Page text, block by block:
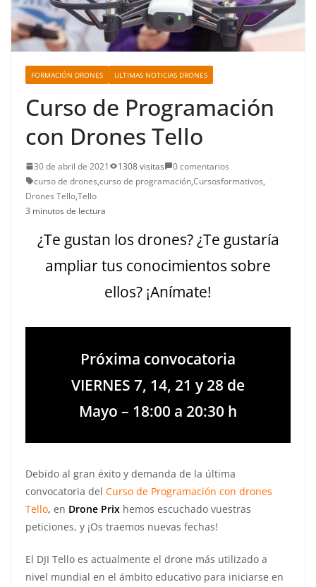
FORMACIÓN DRONES ULTIMAS NOTICIAS DRONES
Curso de Programación
con Drones Tello
30 de abril de 2021 1308 visitas
0 comentarios
curso de drones,curso de programación,Cursosformativos,
Drones Tello,Tello
3 minutos de lectura
¿Te gustan los drones? ¿Te gustaría
ampliar tus conocimientos sobre
ellos? ¡Anímate!
Próxima convocatoria
VIERNES 7, 14, 21 y 28 de
Mayo – 18:00 a 20:30 h
Debido al gran éxito y demanda de la última
convocatoria del Curso de Programación con drones
Tello, en Drone Prix hemos escuchado vuestras
peticiones, y ¡Os traemos nuevas fechas!
El DJI Tello es actualmente el drone más utilizado a
nivel mundial en el ámbito educativo para iniciarse en